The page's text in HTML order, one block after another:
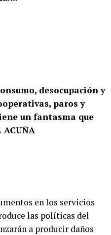
desocupación y
paros y
un fantasma que
en los servicios
las políticas del
a producir daños